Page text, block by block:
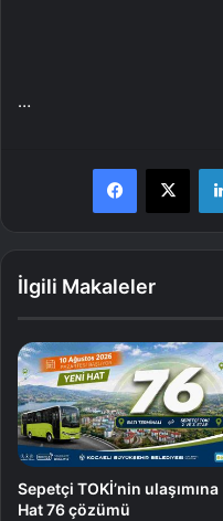
…
İlgili Makaleler
Sepetçi TOKİ’nin ulaşımına
Hat 76 çözümü